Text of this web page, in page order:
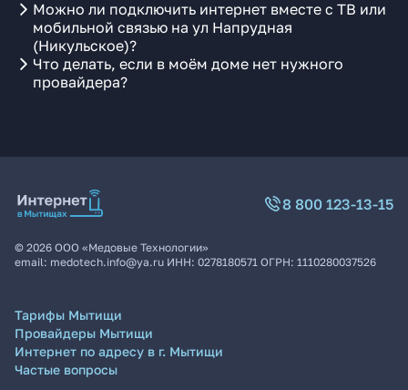
Можно ли подключить интернет вместе с ТВ или
мобильной связью на ул Напрудная
(Никульское)?
Что делать, если в моём доме нет нужного
провайдера?
8 800 123-13-15
© 2026 ООО «Медовые Технологии»
email: medotech.info@ya.ru ИНН: 0278180571 ОГРН: 1110280037526
Тарифы Мытищи
Провайдеры Мытищи
Интернет по адресу в г. Мытищи
Частые вопросы